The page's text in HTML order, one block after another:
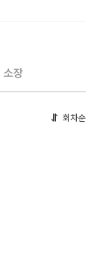
소장
회차순